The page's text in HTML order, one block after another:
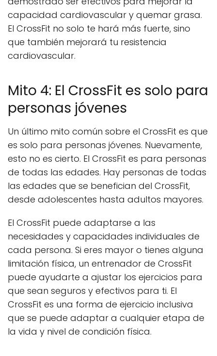
capacidad cardiovascular y quemar grasa.
El CrossFit no solo te hará más fuerte, sino
que también mejorará tu resistencia
cardiovascular.
Mito 4: El CrossFit es solo para
personas jóvenes
Un último mito común sobre el CrossFit es que
es solo para personas jóvenes. Nuevamente,
esto no es cierto. El CrossFit es para personas
de todas las edades. Hay personas de todas
las edades que se benefician del CrossFit,
desde adolescentes hasta adultos mayores.
El CrossFit puede adaptarse a las
necesidades y capacidades individuales de
cada persona. Si eres mayor o tienes alguna
limitación física, un entrenador de CrossFit
puede ayudarte a ajustar los ejercicios para
que sean seguros y efectivos para ti. El
CrossFit es una forma de ejercicio inclusiva
que se puede adaptar a cualquier etapa de
la vida y nivel de condición física.